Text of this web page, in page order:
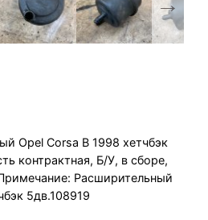
Opel Corsa B 1998 хетчбэк
контрактная, Б/У, в сборе,
Расширительный
5дв.108919